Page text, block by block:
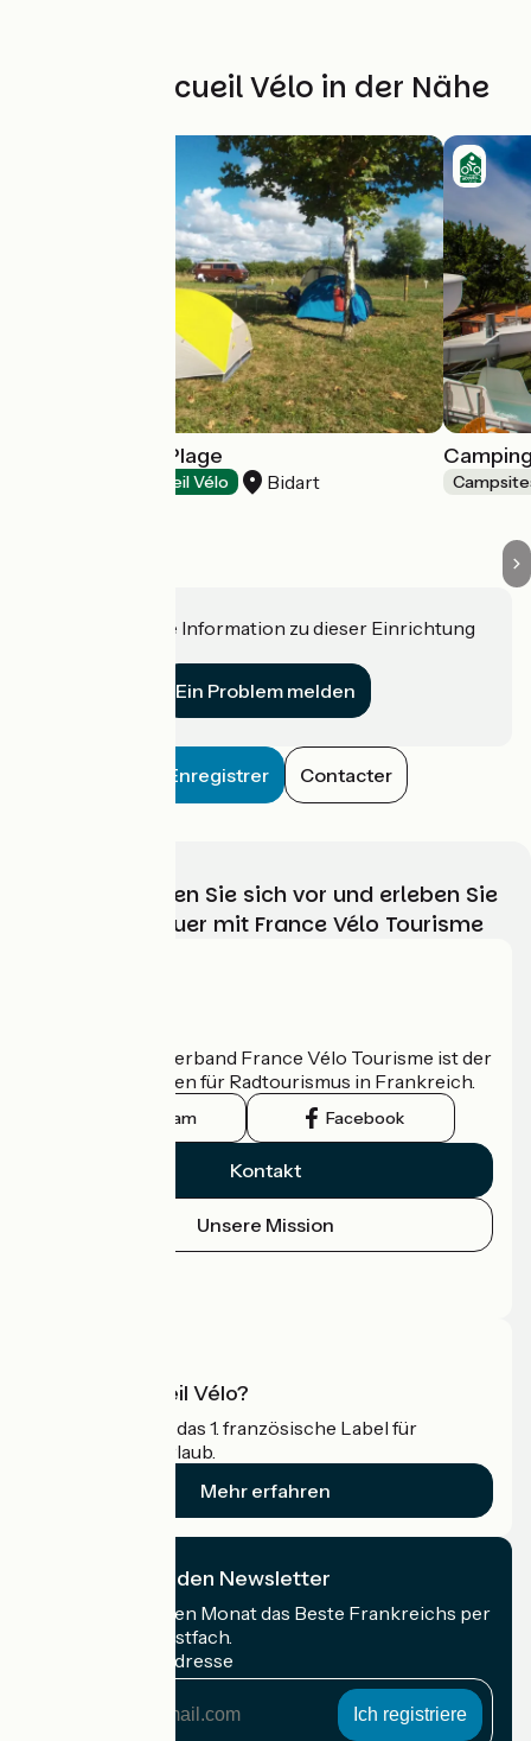
Weitere Accueil Vélo in der Nähe
Camping de la Plage
Accueil Vélo Bidart
Haben Sie eine Information zu dieser Einrichtung
Ein Problem melden
Enregistrer Contacter
Wählen, bereiten Sie sich vor und erleben Sie
Ihr Radabenteuer mit France Vélo Tourisme
Der nationale Verband France Vélo Tourisme ist der
offizielle Leitfaden für Radtourismus in Frankreich.
Instagram Facebook
Kontakt
Unsere Mission
Was ist Accueil Vélo?
Accueil Vélo ist das 1. französische Label für
Radfahrer im Urlaub.
Mehr erfahren
Ich abonniere den Newsletter
Erhalten Sie jeden Monat das Beste Frankreichs per
Rad in Ihrem Postfach.
Meine E-Mail-Adresse